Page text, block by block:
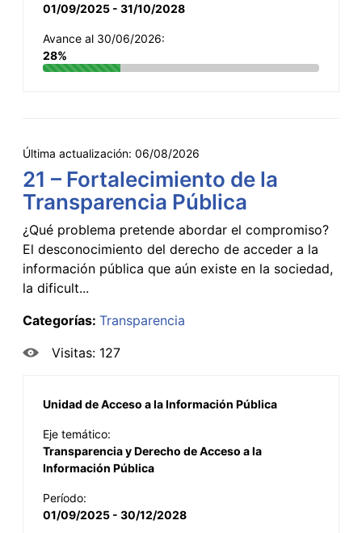
01/09/2025 - 31/10/2028
Avance al 30/06/2026:
28%
Última actualización: 06/08/2026
21 – Fortalecimiento de la
Transparencia Pública
¿Qué problema pretende abordar el compromiso?
El desconocimiento del derecho de acceder a la
información pública que aún existe en la sociedad,
la dificult...
Categorías: Transparencia
Visitas: 127
Unidad de Acceso a la Información Pública
Eje temático:
Transparencia y Derecho de Acceso a la
Información Pública
Período:
01/09/2025 - 30/12/2028